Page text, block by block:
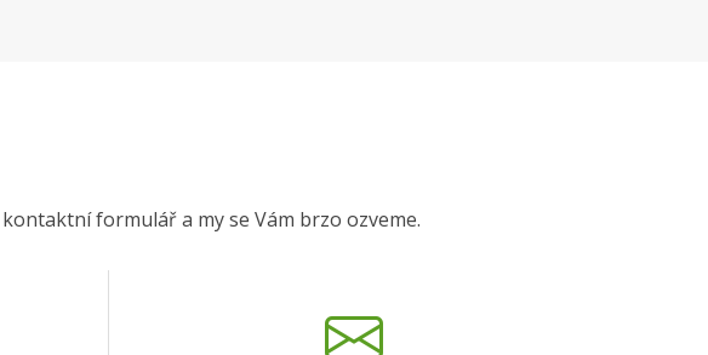
formulář a my se Vám brzo ozveme.